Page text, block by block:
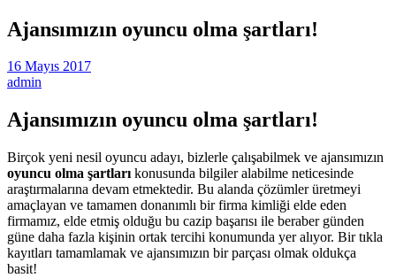
Ajansımızın oyuncu olma şartları!
16 Mayıs 2017
admin
Ajansımızın oyuncu olma şartları!
Birçok yeni nesil oyuncu adayı, bizlerle çalışabilmek ve ajansımızın
oyuncu olma şartları konusunda bilgiler alabilme neticesinde
araştırmalarına devam etmektedir. Bu alanda çözümler üretmeyi
amaçlayan ve tamamen donanımlı bir firma kimliği elde eden
firmamız, elde etmiş olduğu bu cazip başarısı ile beraber günden
güne daha fazla kişinin ortak tercihi konumunda yer alıyor. Bir tıkla
kayıtları tamamlamak ve ajansımızın bir parçası olmak oldukça
basit!